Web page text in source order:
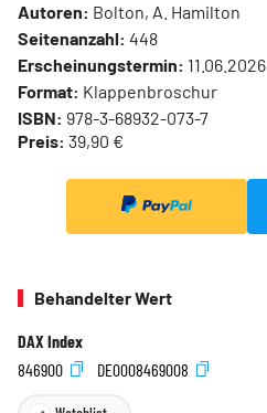
Autoren: Bolton, A. Hamilton
Seitenanzahl: 448
Erscheinungstermin: 11.06.2026
Format: Klappenbroschur
ISBN: 978-3-68932-073-7
Preis: 39,90 €
Behandelter Wert
DAX Index
846900
DE0008469008